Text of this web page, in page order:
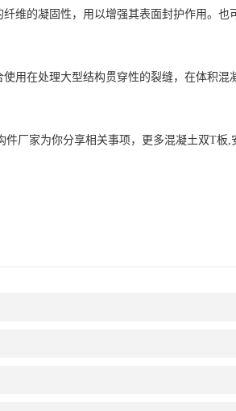
维的凝固性，用以增强其表面封护作用。
用在处理大型结构贯穿性的裂缝，在体积混
件厂家为你分享相关事项，更多混凝土双T板,